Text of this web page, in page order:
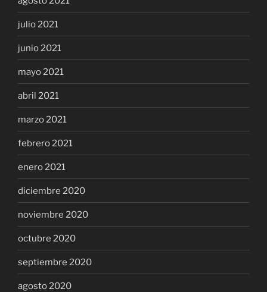
julio 2021
junio 2021
mayo 2021
abril 2021
marzo 2021
febrero 2021
enero 2021
diciembre 2020
noviembre 2020
octubre 2020
septiembre 2020
agosto 2020